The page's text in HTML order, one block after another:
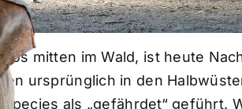
mitten im Wald, ist heute
ursprünglich in den
als „gefährdet“ geführt.